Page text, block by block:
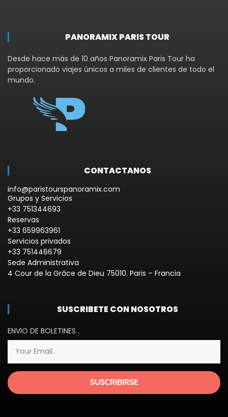
PANORAMIX PARIS TOUR
Desde hace más de 10 años Panoramix Paris Tour ha
proporcionado viajes únicos a miles de clientes de todo el
mundo.
CONTACTANOS
info@paristourspanoramix.com
Grupos y Servicios
+33 751344693
Reservas
+33 659963961
Servicios privados
+33 751446679
Sede Administrativa
4 Cour de la Grâce de Dieu 75010. Paris – Francia
SUSCRIBETE CON NOSOTROS
ENVIO DE BOLETINES .
SUSCRIBIRSE